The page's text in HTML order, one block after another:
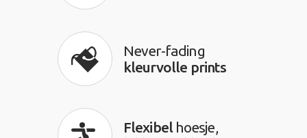
Never-fading
kleurvolle prints
Flexibelhoesje,